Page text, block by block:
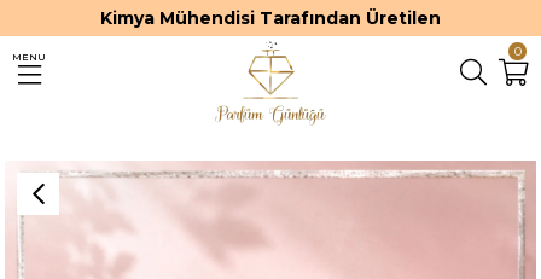
Kimya Mühendisi Tarafından Üretilen
0
MENU